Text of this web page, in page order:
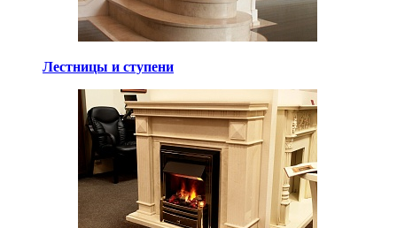
Лестницы и ступени